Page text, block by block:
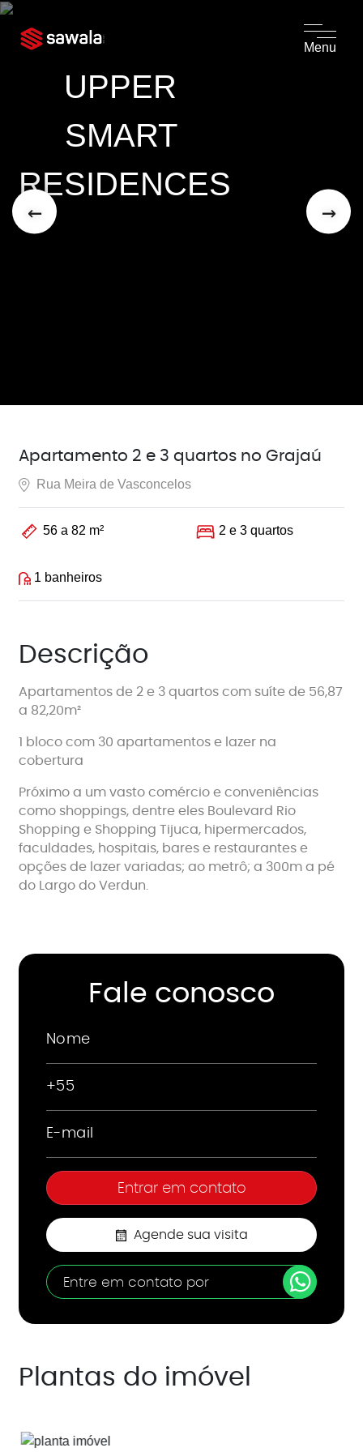
Menu
← →
UPPER
SMART
RESIDENCES
Apartamento 2 e 3 quartos no Grajaú
Rua Meira de Vasconcelos
56 a 82 m² 2 e 3 quartos
1 banheiros
Descrição
Apartamentos de 2 e 3 quartos com suíte de 56,87
a 82,20m²
1 bloco com 30 apartamentos e lazer na
cobertura
Próximo a um vasto comércio e conveniências
como shoppings, dentre eles Boulevard Rio
Shopping e Shopping Tijuca, hipermercados,
faculdades, hospitais, bares e restaurantes e
opções de lazer variadas; ao metrô; a 300m a pé
do Largo do Verdun.
Fale conosco
Agende sua visita
Entre em contato por
Plantas do imóvel